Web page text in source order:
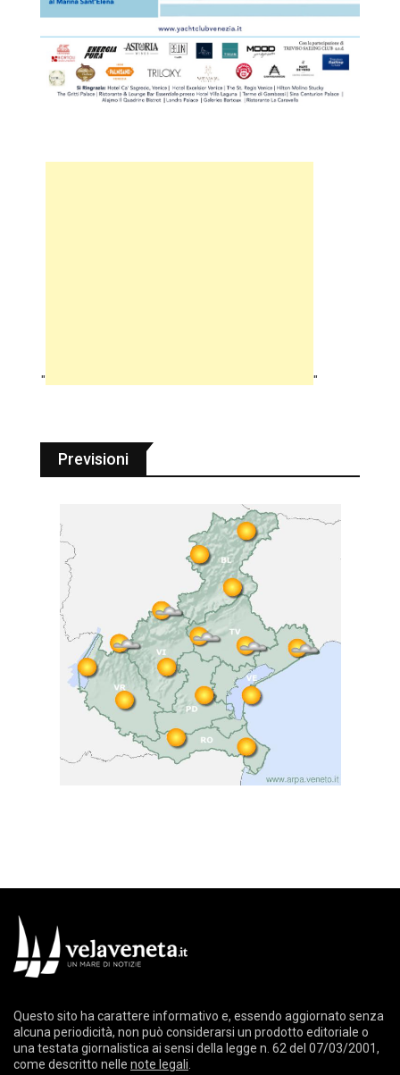
" "
Previsioni
Questo sito ha carattere informativo e, essendo aggiornato senza
alcuna periodicità, non può considerarsi un prodotto editoriale o
una testata giornalistica ai sensi della legge n. 62 del 07/03/2001,
come descritto nelle note legali